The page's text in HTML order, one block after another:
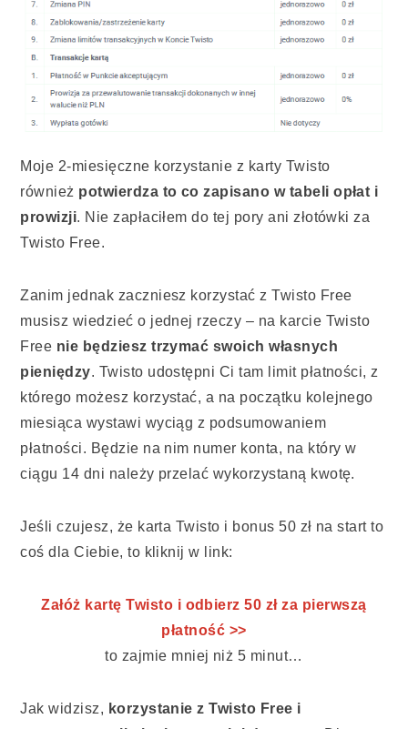
Moje 2-miesięczne korzystanie z karty Twisto
również potwierdza to co zapisano w tabeli opłat i
prowizji. Nie zapłaciłem do tej pory ani złotówki za
Twisto Free.
Zanim jednak zaczniesz korzystać z Twisto Free
musisz wiedzieć o jednej rzeczy – na karcie Twisto
Free nie będziesz trzymać swoich własnych
pieniędzy. Twisto udostępni Ci tam limit płatności, z
którego możesz korzystać, a na początku kolejnego
miesiąca wystawi wyciąg z podsumowaniem
płatności. Będzie na nim numer konta, na który w
ciągu 14 dni należy przelać wykorzystaną kwotę.
Jeśli czujesz, że karta Twisto i bonus 50 zł na start to
coś dla Ciebie, to kliknij w link:
Załóż kartę Twisto i odbierz 50 zł za pierwszą
płatność >>
to zajmie mniej niż 5 minut…
Jak widzisz, korzystanie z Twisto Free i